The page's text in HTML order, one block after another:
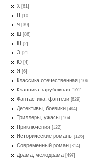
Х [61]
Ц [10]
Ч [39]
Ш [86]
Щ [2]
Э [21]
Ю [4]
Я [6]
Классика отечественная [106]
Классика зарубежная [101]
Фантастика, фэнтези [629]
Детективы, боевики [404]
Триллеры, ужасы [164]
Приключения [122]
Исторические романы [126]
Современный роман [314]
Драма, мелодрама [497]